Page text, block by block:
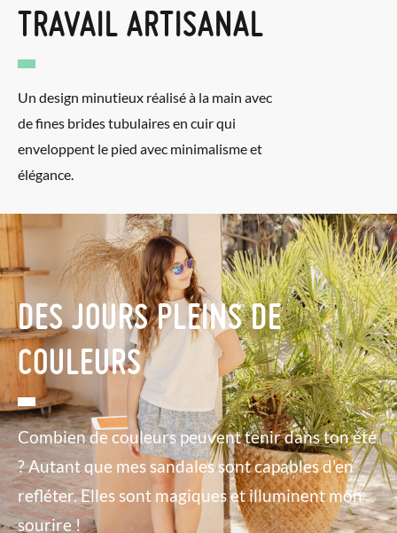
TRAVAIL ARTISANAL
Un design minutieux réalisé à la main avec
de fines brides tubulaires en cuir qui
enveloppent le pied avec minimalisme et
élégance.
DES JOURS PLEINS DE
COULEURS
Combien de couleurs peuvent tenir dans ton été
? Autant que mes sandales sont capables d'en
refléter. Elles sont magiques et illuminent mon
sourire !